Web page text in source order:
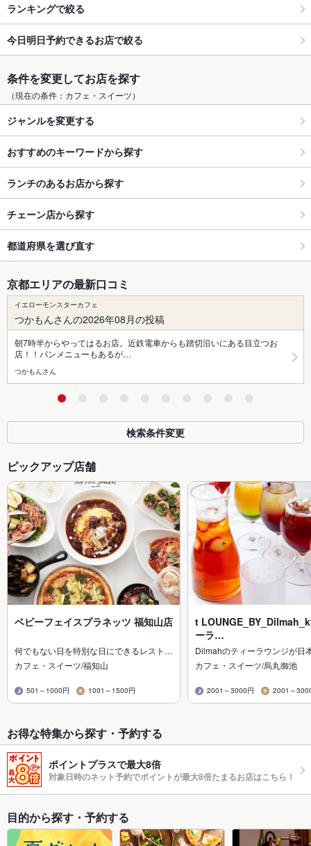
ランキングで絞る
今日明日予約できるお店で絞る
条件を変更してお店を探す
（現在の条件：カフェ・スイーツ）
ジャンルを変更する
おすすめのキーワードから探す
ランチのあるお店から探す
チェーン店から探す
都道府県を選び直す
京都エリアの最新口コミ
イエローモンスターカフェ
つかもんさんの2026年08月の投稿
朝7時半からやってはるお店。近鉄電車からも踏切沿いにある目立つお
店！！パンメニューもあるが…
つかもんさん
検索条件変更
ピックアップ店舗
ベビーフェイスプラネッツ 福知山店
何でもない日を特別な日にできるレスト…
カフェ・スイーツ/福知山
501～1000円 1001～1500円
t
ーラ…
Dilmahのティーラウンジが日
カフェ・スイーツ/烏丸御池
2001～3000円 2001～
お得な特集から探す・予約する
ポイントプラスで最大8倍
対象日時のネット予約でポイントが最大8倍たまるお店はこちら！
目的から探す・予約する